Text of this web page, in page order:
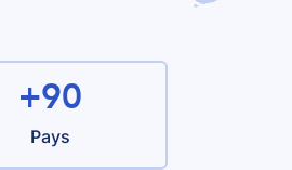
+90
Pays